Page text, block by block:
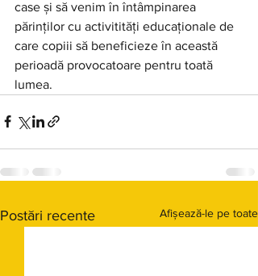
case și să venim în întâmpinarea
părinților cu activitități educaționale de
care copiii să beneficieze în această
perioadă provocatoare pentru toată
lumea.
Postări recente Afișează-le pe toate